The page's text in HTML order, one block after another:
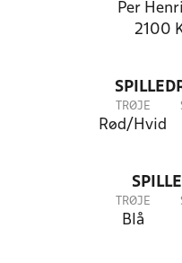
Per
2100
TRØJE
Rød/Hvid
TRØJE
Blå